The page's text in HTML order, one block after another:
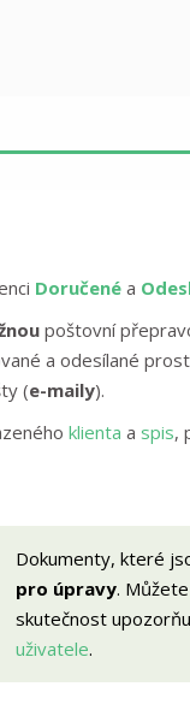
Doručené a
poštovní
a odesílané
(e-maily).
klienta a spis,
Dokumenty, které
pro úpravy.
skutečnost
uživatele.